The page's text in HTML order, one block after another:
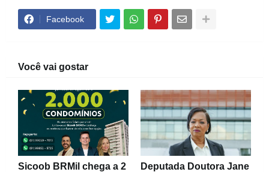
Facebook
Você vai gostar
Sicoob BRMil chega a 2
Deputada Doutora Jane